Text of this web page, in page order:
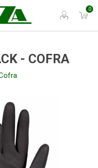
0
- COFRA